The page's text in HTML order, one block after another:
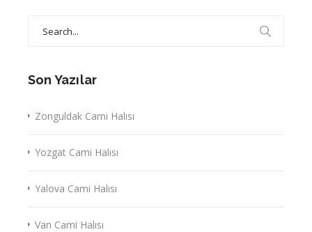
Son Yazılar
Zonguldak Cami Halısı
Yozgat Cami Halısı
Yalova Cami Halısı
Van Cami Halısı